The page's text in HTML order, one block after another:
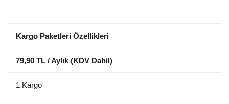
Kargo Paketleri Özellikleri
79,90 TL / Aylık (KDV Dahil)
1 Kargo